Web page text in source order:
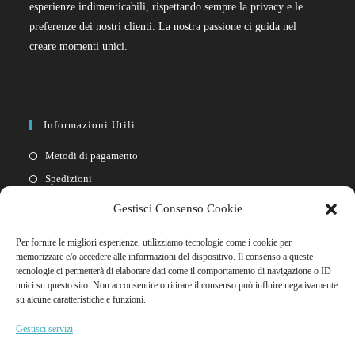
Gestisci Consenso Cookie
Per fornire le migliori esperienze, utilizziamo tecnologie come i cookie per
memorizzare e/o accedere alle informazioni del dispositivo. Il consenso a queste
tecnologie ci permetterà di elaborare dati come il comportamento di navigazione o ID
unici su questo sito. Non acconsentire o ritirare il consenso può influire negativamente
su alcune caratteristiche e funzioni.
Gestisci servizi
esperienze indimenticabili, rispettando sempre la privacy e le
preferenze dei nostri clienti. La nostra passione ci guida nel
creare momenti unici.
Informazioni Utili
Metodi di pagamento
Spedizioni
Cookie policy
Link Rapidi